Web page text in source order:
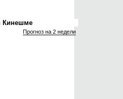
Кинешме
Прогноз на 2 недели